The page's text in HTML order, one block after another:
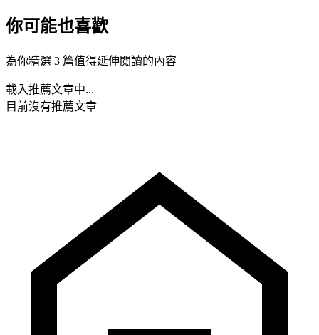
你可能也喜歡
為你精選 3 篇值得延伸閱讀的內容
載入推薦文章中...
目前沒有推薦文章